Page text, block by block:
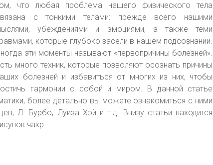
что любая проблема нашего физического тела
с тонкими телами: прежде всего нашими
убеждениями и эмоциями, а также теми
которые глубоко засели в нашем подсознании.
эти моменты называют «первопричины болезней».
много техник, которые позволяют осознать причины
болезней и избавиться от многих из них, чтобы
гармонии с собой и миром. В данной статье
более детально вы можете ознакомиться с ними
Л. Бурбо, Луиза Хэй и т.д. Внизу статьи находится
чакр.